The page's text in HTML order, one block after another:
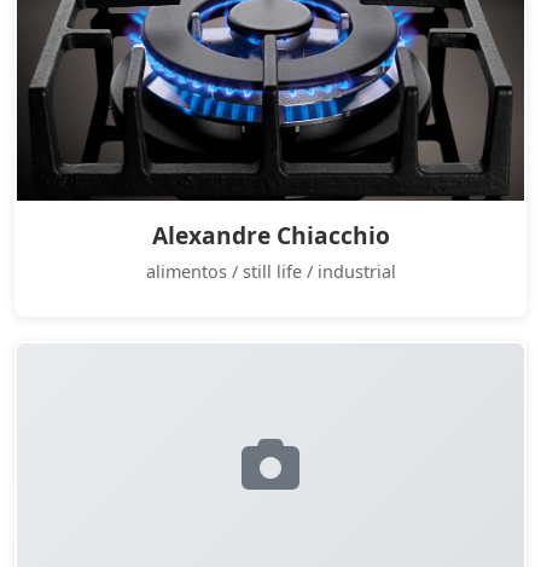
Alexandre Chiacchio
alimentos / still life / industrial